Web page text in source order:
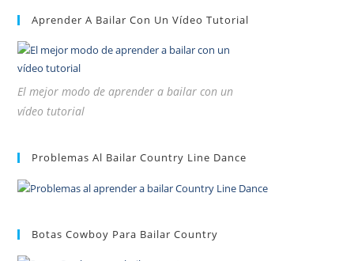
Aprender A Bailar Con Un Vídeo Tutorial
El mejor modo de aprender a bailar con un
vídeo tutorial
Problemas Al Bailar Country Line Dance
Botas Cowboy Para Bailar Country